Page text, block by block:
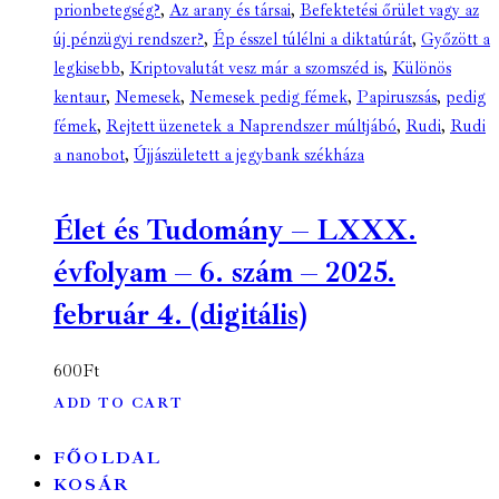
prionbetegség?, Az arany és társai, Befektetési őrület vagy az
új pénzügyi rendszer?, Ép ésszel túlélni a diktatúrát, Győzött a
legkisebb, Kriptovalutát vesz már a szomszéd is, Különös
kentaur, Nemesek, Nemesek pedig fémek, Papiruszsás, pedig
fémek, Rejtett üzenetek a Naprendszer múltjábó, Rudi, Rudi
a nanobot, Újjászületett a jegybank székháza
Élet és Tudomány – LXXX.
évfolyam – 6. szám – 2025.
február 4. (digitális)
600Ft
ADD TO CART
FŐOLDAL
KOSÁR